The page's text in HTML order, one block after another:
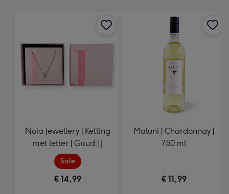
Noia Jewellery | Ketting
met letter | Goud | J
Sale
€ 14,99
Maluni | Chardonnay |
750 ml
€ 11,99